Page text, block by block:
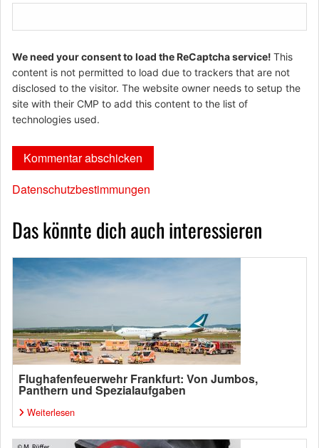
We need your consent to load the ReCaptcha service! This
content is not permitted to load due to trackers that are not
disclosed to the visitor. The website owner needs to setup the
site with their CMP to add this content to the list of
technologies used.
Datenschutzbestimmungen
Das könnte dich auch interessieren
Flughafenfeuerwehr Frankfurt: Von Jumbos,
Panthern und Spezialaufgaben
Weiterlesen